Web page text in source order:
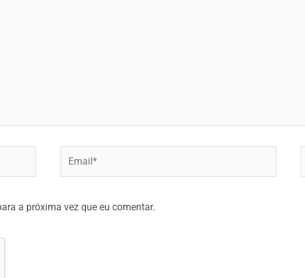
a próxima vez que eu comentar.